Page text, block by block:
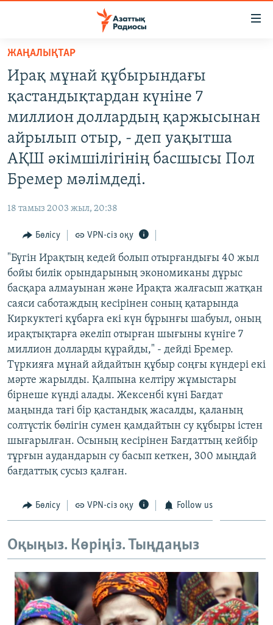
Skip
main
content
to
main
Navigation
Skip
to
САЯСАТ
ҚАҢТАР ОҚИҒАСЫ
АДАМ ҚҰҚЫҚТАРЫ
ӘЛЕУМЕТ
Русский
ЖАЗЫЛЫҢЫЗ
Басқа тілдерде
ЖАҢАЛЫҚТАР
Ирақ мұнай құбырындағы
қастандықтардан күніне 7
миллион доллардың қаржысынан
айрылып отыр, - деп уақытша
АҚШ әкімшілігінің басшысы Пол
Бремер мәлімдеді.
18 тамыз 2003 жыл, 20:38
Бөлісу VPN-сіз оқу
"Бүгін Ирақтың кедей болып отырғандығы 40 жыл
бойы билік орындарының экономиканы дұрыс
басқара алмауынан және Ирақта жалғасып жатқан
саяси саботаждың кесірінен соның қатарында
Киркуктегі құбарға екі күн бұрынғы шабуыл, оның
ирақтықтарға әкеліп отырған шығыны күніге 7
миллион долларды құрайды," - дейді Бремер.
Түркияға мұнай айдайтын құбыр соңғы күндері екі
мәрте жарылды. Қалпына келтіру жұмыстары
бірнеше күнді алады. Жексенбі күні Бағдат
маңында тағі бір қастандық жасалды, қаланың
солтүстік бөлігін сумен қамдайтын су құбыры істен
шығарылған. Осының кесірінен Бағдаттың кейбір
тұрғын аудандарын су басып кеткен, 300 мыңдай
бағдаттық сусыз қалған.
Бөлісу VPN-сіз оқу Follow us
Оқыңыз. Көріңіз. Тыңдаңыз